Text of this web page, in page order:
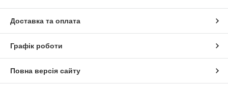
Доставка та оплата
Графік роботи
Повна версія сайту